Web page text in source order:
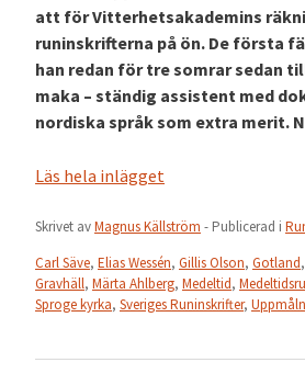
att för Vitterhetsakademins
runinskrifterna på ön. De första
han redan för tre somrar sedan
maka – ständig assistent med
nordiska språk som extra merit.
Läs hela inlägget
Skrivet avMagnus Källström - Publicerad i
Carl Säve, Elias Wessén, Gillis Olson, Gotland,
Gravhäll, Märta Ahlberg, Medeltid,
Sproge kyrka, Sveriges Runinskrifter,